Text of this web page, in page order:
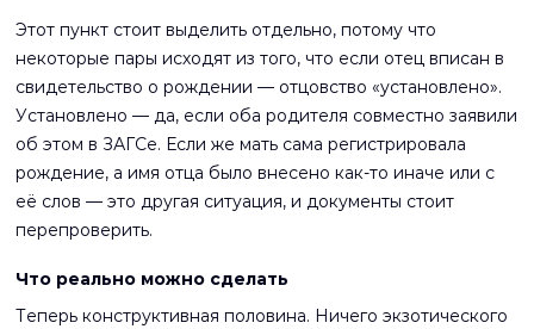
Этот пункт стоит выделить отдельно, потому что
некоторые пары исходят из того, что если отец вписан в
свидетельство о рождении — отцовство «установлено».
Установлено — да, если оба родителя совместно заявили
об этом в ЗАГСе. Если же мать сама регистрировала
рождение, а имя отца было внесено как-то иначе или с
её слов — это другая ситуация, и документы стоит
перепроверить.
Что реально можно сделать
Теперь конструктивная половина. Ничего экзотического